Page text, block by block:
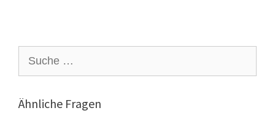
nach:
Ähnliche Fragen